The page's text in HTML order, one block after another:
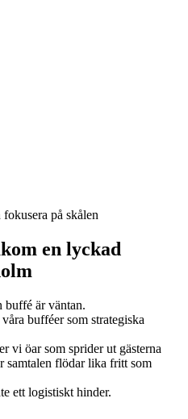
på skålen
en lyckad
buffé är väntan.
bufféer som strategiska
vi öar som sprider ut gästerna
samtalen flödar lika fritt som
ett logistiskt hinder.